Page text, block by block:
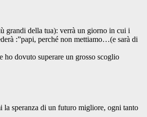
grandi della tua): verrà un giorno in cui i
:”papi, perché non mettiamo…(e sarà di
ho dovuto superare un grosso scoglio
speranza di un futuro migliore, ogni tanto